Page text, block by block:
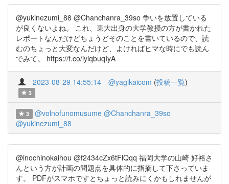
@yukinezumi_88 @Chanchanra_39so 争いを放置している
が良くないよね。 これ、東大出身の大学教授の方が書かれた
レポートなんだけどちょうどそのことを書いているので、読
むのちょっと大変なんだけど、よければヒマな時にでも読ん
でみて。 https://t.co/iyiqbuqIyA
2023-08-29 14:55:14 @yagikaicom (投稿一覧)
3
3 @volnofunomusume @Chanchanra_39so
@yukinezumi_88
@inochinokaihou @f2434cZx6tFlQqq 福岡大学の山崎 好裕さ
んという方が計画の問題点を具体的に指摘して下さっていま
す。 PDFがスマホですとちょっと読みにくかもしれませんが